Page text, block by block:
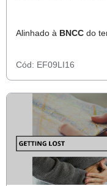
Alinhado à BNCC do
Cód: EF09LI16